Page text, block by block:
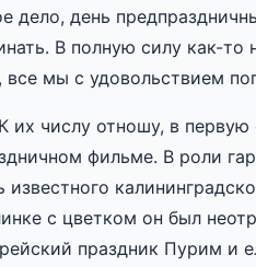
дело, день
В полную силу как-то
мы с удовольствием
их числу отношу, в первую
фильме. В роли
с цветком он был
праздник Пурим и